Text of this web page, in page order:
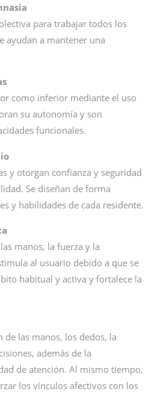
para trabajar todos los
ayudan a mantener una
como inferior mediante el uso
su autonomía y son
funcionales.
y otorgan confianza y seguridad
Se diseñan de forma
y habilidades de cada residente.
manos, la fuerza y la
al usuario debido a que se
habitual y activa y fortalece la
las manos, los dedos, la
además de la
de atención. Al mismo tiempo,
los vínculos afectivos con los